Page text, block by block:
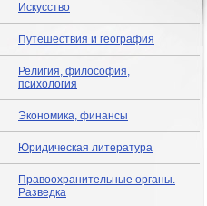
Искусство
Путешествия и география
Религия, философия,
психология
Экономика, финансы
Юридическая литература
Правоохранительные органы.
Разведка